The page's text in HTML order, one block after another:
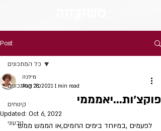
Post
כל המתכונים
קינוחים
טבעוני
כל המתכונים
פוקצ׳ות…יאמממי
מילכה
Aug 28, 2021 1 min read
Updated: Oct 6, 2022
לפעמים ,במיוחד בימים החמים,או הממש ממש